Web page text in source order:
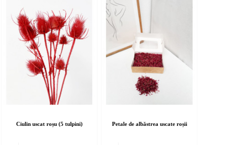
Ciulin uscat roșu (5 tulpini) Petale de albăstrea uscate roșii